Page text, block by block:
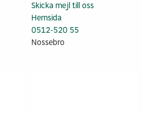
Skicka mejl till oss
Hemsida
0512-520 55
Nossebro